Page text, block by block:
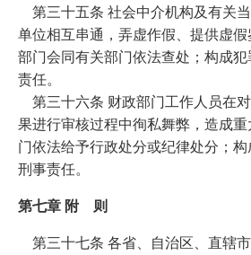
第三十五条 社会中介机构及有关
单位相互串通，弄虚作假、提供虚
部门会同有关部门依法查处；构成
责任。
第三十六条 财政部门工作人员在
果进行审核过程中徇私舞弊，造成
门依法给予行政处分或纪律处分；
刑事责任。
第七章 附 则
第三十七条 各省、自治区、直辖